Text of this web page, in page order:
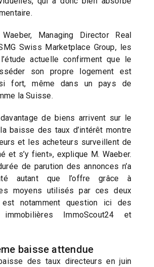
Managing Director Real
Swiss Marketplace Group, les
actuelle confirment que le
son propre logement est
fort, même dans un pays de
la Suisse.
de biens arrivent sur le
baisse des taux d’intérêt montre
et les acheteurs surveillent de
et s’y fient», explique M. Waeber.
de parution des annonces n’a
autant que l’offre grâce à
moyens utilisés par ces deux
notamment question ici des
immobilières ImmoScout24 et
baisse attendue
des taux directeurs en juin